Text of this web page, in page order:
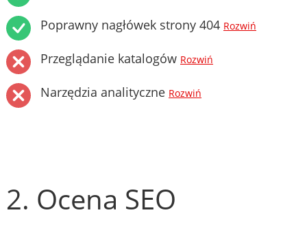
Poprawny nagłówek strony 404 Rozwiń
Przeglądanie katalogów Rozwiń
Narzędzia analityczne Rozwiń
2. Ocena SEO